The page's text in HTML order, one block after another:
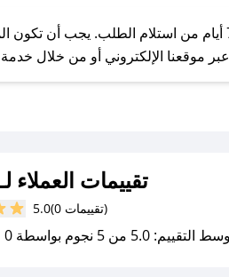
يحرص اورجن على توفير تجربة تسوق آمنة ومريحة لعملائه، حيث يمكنك استرجاع أو استبدال المنتجات مجانًا خلال 7 أيام من استلام
تقييمات العملاء
5.0 (0 تقييمات)
5.0 من 5 نجوم بواسطة 0 مستخدمين